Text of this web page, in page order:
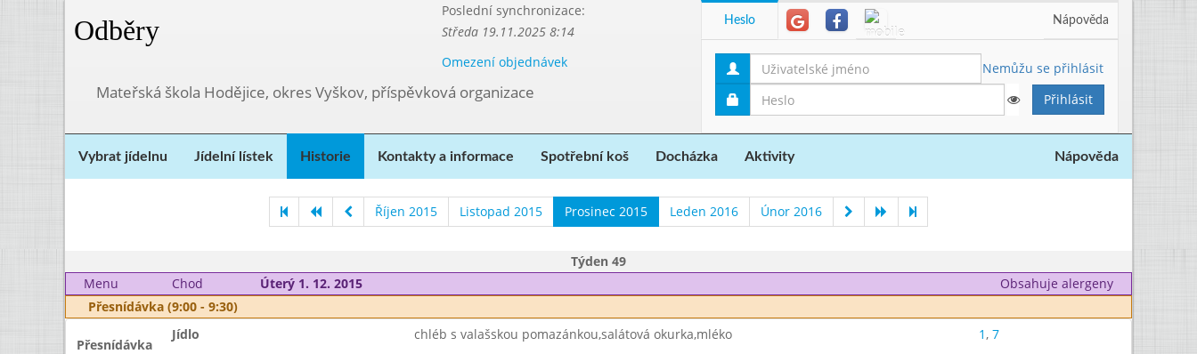
Odběry
Poslední synchronizace:
Středa 19.11.2025 8:14
Omezení objednávek
Mateřská škola Hodějice, okres Vyškov, příspěvková organizace
Heslo Nápověda
Nemůžu se přihlásit
Vybrat jídelnu Jídelní lístek Historie Kontakty a informace Spotřební koš Docházka Aktivity Nápověda
Říjen 2015 Listopad 2015 Prosinec 2015 Leden 2016 Únor 2016
Týden 49
Menu
Chod Úterý 1. 12. 2015
Obsahuje alergeny
Přesnídávka (9:00 - 9:30)
Přesnídávka
Jídlo chléb s valašskou pomazánkou,salátová okurka,mléko 1, 7